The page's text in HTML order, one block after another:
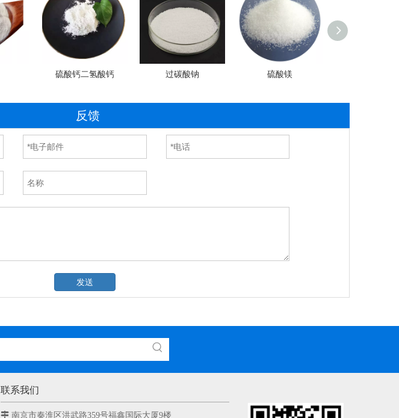
硫酸钙二氢酸钙 过碳酸钠 硫酸镁
反馈
发送
联系我们
 南京市秦淮区洪武路359号福鑫国际大厦9楼